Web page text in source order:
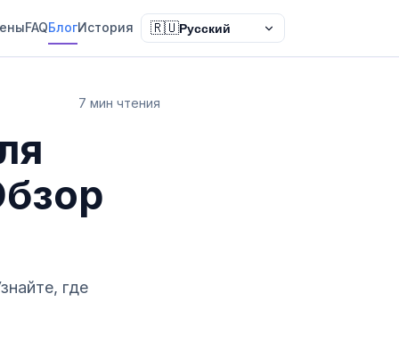
FAQБлогИстория 🇷🇺Русский
7 мин чтения
где